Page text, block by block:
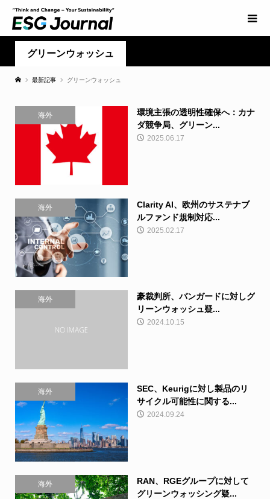
グリーンウォッシュ
最新記事 グリーンウォッシュ
海外
環境主張の透明性確保へ：カナ
ダ競争局、グリーン...
2025.06.17
海外
Clarity AI、欧州のサステナブ
ルファンド規制対応...
2025.02.17
海外
豪裁判所、バンガードに対しグ
リーンウォッシュ疑...
2024.10.15
海外
SEC、Keurigに対し製品のリ
サイクル可能性に関する...
2024.09.24
海外
RAN、RGEグループに対して
グリーンウォッシング疑...